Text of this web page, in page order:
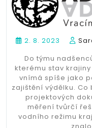
2. 8. 2023
Do týmu
kterému stav
vnímá spíše jako
zajištění výdělku.
projektových
měření tvůrčí
vodního režimu